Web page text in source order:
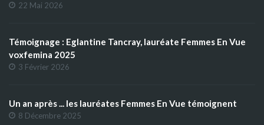
22 Mai 2026
Témoignage : Eglantine Tancray, lauréate Femmes En Vue
voxfemina 2025
3 Février 2026
Un an après ... les lauréates Femmes En Vue témoignent
8 Décembre 2025